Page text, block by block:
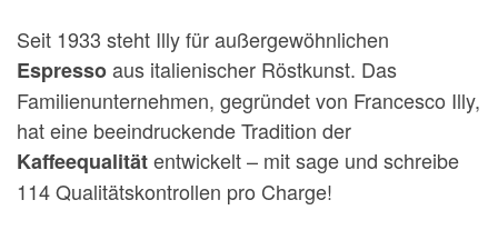
Seit 1933 steht Illy für außergewöhnlichen
Espressoaus italienischer Röstkunst. Das
Familienunternehmen, gegründet von Francesco Illy,
hat eine beeindruckende Tradition der
Kaffeequalitätentwickelt – mit sage und schreibe
114 Qualitätskontrollen pro Charge!